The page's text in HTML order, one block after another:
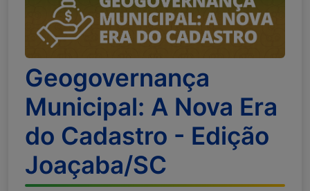
Geogovernança
Municipal: A Nova Era
do Cadastro - Edição
Joaçaba/SC